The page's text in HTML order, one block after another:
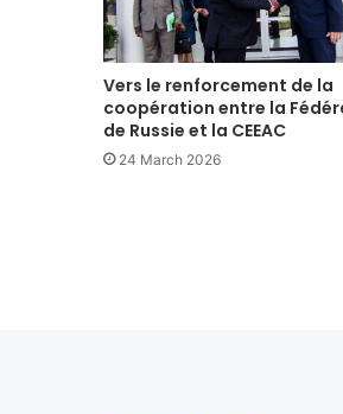
Vers le renforcement de la
coopération entre la
de Russie et la CEEAC
24 March 2026